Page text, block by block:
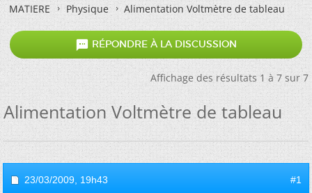
MATIERE
Physique Alimentation Voltmètre de tableau
 RÉPONDRE À LA DISCUSSION
Affichage des résultats 1 à 7 sur 7
Alimentation Voltmètre de tableau
23/03/2009, 19h43 #1